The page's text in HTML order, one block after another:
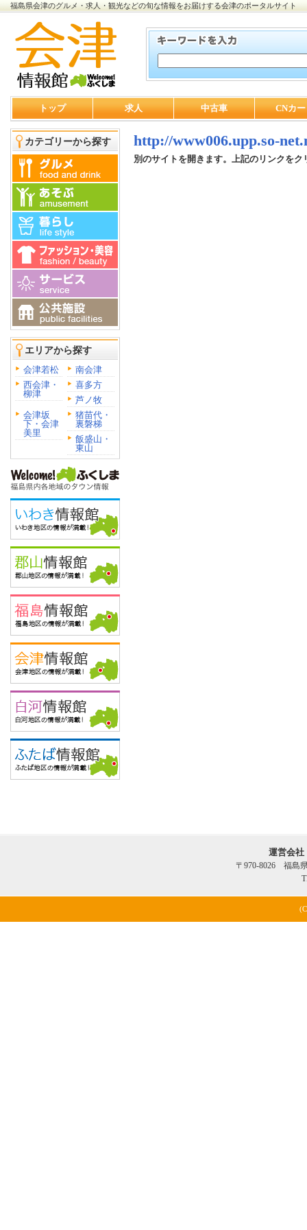
福島県会津のグルメ・求人・観光などの旬な情報をお届けする会津のポータルサイト
トップ 求人 中古車 CNカ
カテゴリーから探す
エリアから探す
会津若松
南会津
西会津・
柳津
喜多方
芦ノ牧
会津坂
下・会津
美里
猪苗代・
裏磐梯
飯盛山・
東山
http://www006.upp.so-
別のサイトを開きます。上記のリンクをク
運営会
〒970-8026 福島